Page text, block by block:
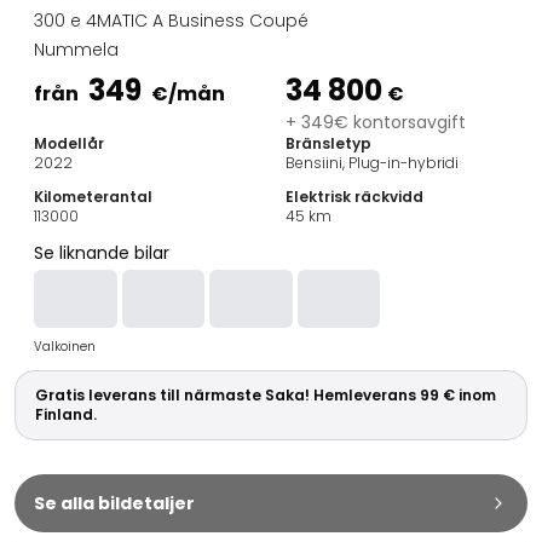
Kombibilar
Stadsbilar
Dragfordon
Kommersiella fordon
Auktionsbilar
Prisvärda bilar
Bilmärken
Audi
BMW
Kia
Mercedes-Benz
Polestar
Skoda
Tesla
Toyota
300 e 4MATIC A Business Coupé
Nummela
från 349 €/mån 34 800 €
+ 349€ kontorsavgift
Modellår
2022
Bränsletyp
Bensiini, Plug-in-hybridi
Kilometerantal
113000
Elektrisk räckvidd
45 km
Se liknande bilar
Valkoinen
Gratis leverans till närmaste Saka! Hemleverans 99 € inom
Finland.
Se alla bildetaljer